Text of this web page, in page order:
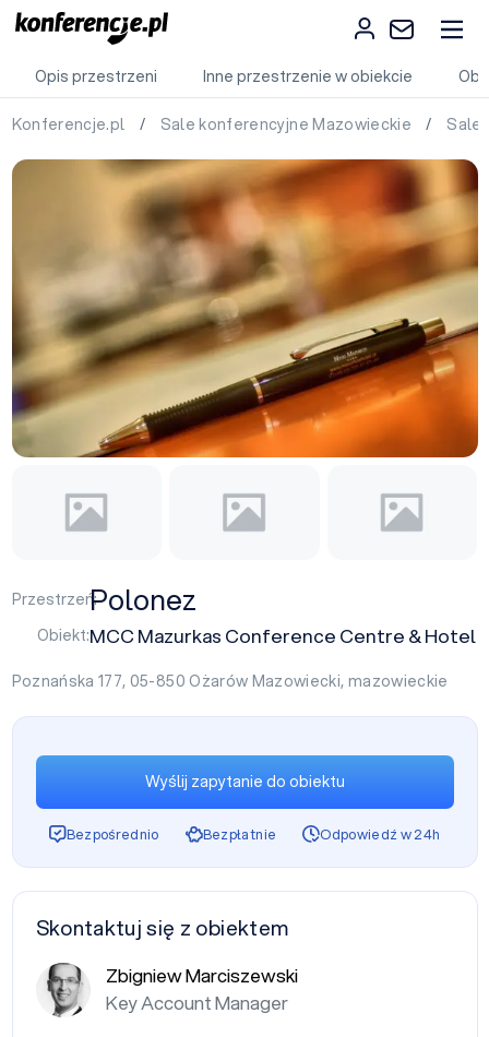
Opis przestrzeni Inne przestrzenie w obiekcie
Konferencje.pl / Sale konferencyjne Mazowieckie / Sale
Przestrzeń:Polonez
Obiekt:MCC Mazurkas Conference Centre & Hotel
Poznańska 177, 05-850Ożarów Mazowiecki, mazowieckie
Wyślij zapytanie do obiektu
Bezpośrednio Bezpłatnie Odpowiedź w 24h
Skontaktuj się z obiektem
Zbigniew Marciszewski
Key Account Manager